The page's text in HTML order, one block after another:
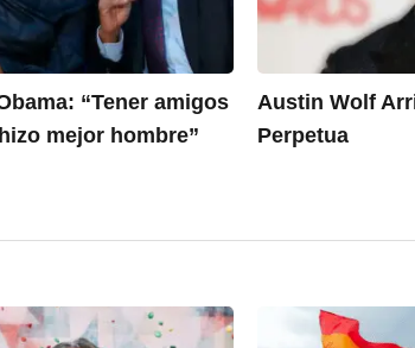
“Tener amigos
mejor hombre”
Austin Wolf
Perpetua